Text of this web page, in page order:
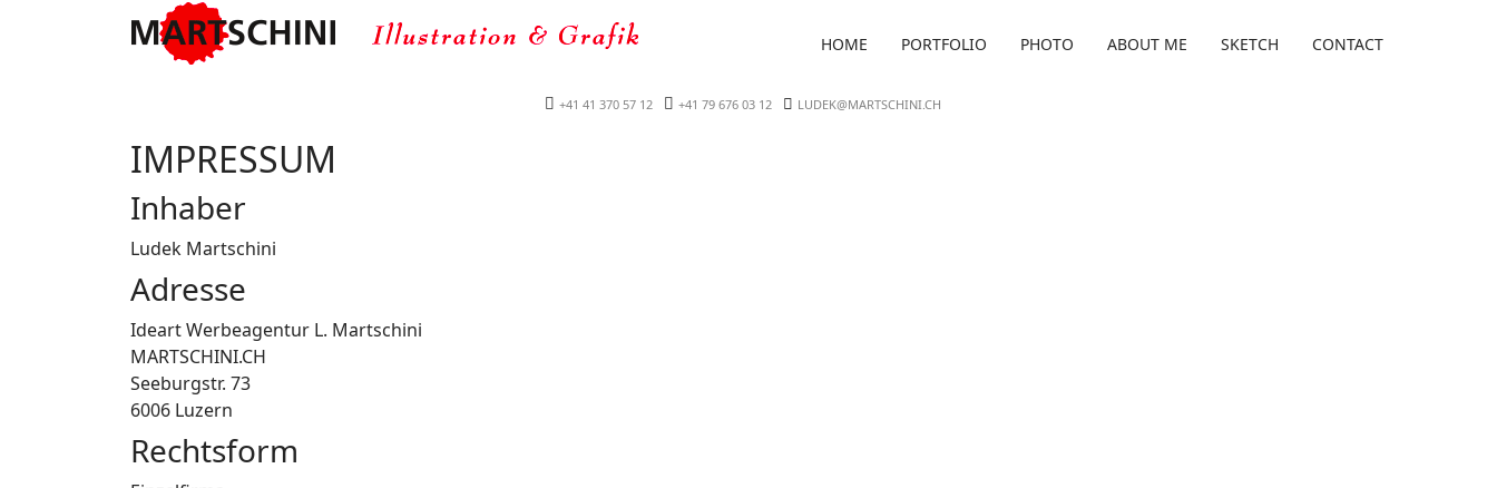
HOME PORTFOLIO PHOTO ABOUT ME SKETCH CONTACT
+41 41 370 57 12 +41 79 676 03 12 LUDEK@MARTSCHINI.CH
IMPRESSUM
Inhaber
Ludek Martschini
Adresse
Ideart Werbeagentur L. Martschini
MARTSCHINI.CH
Seeburgstr. 73
6006 Luzern
Rechtsform